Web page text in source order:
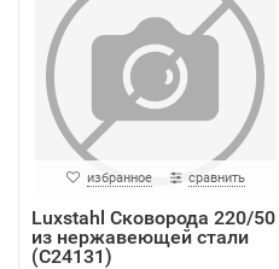
избранное сравнить
Luxstahl Сковорода 220/50
из нержавеющей стали
(C24131)